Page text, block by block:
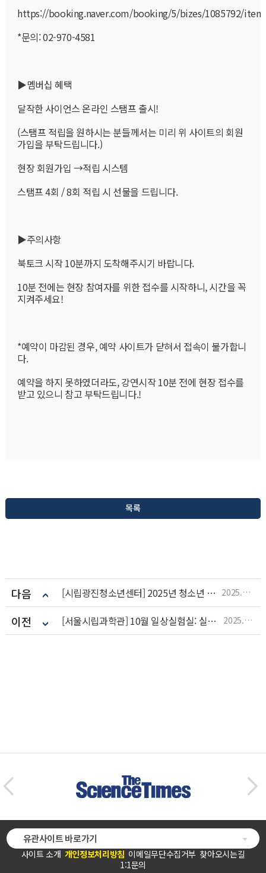
https://booking.naver.com/booking/5/bizes/1085792/
*문의: 02-970-4581
▶멤버십 혜택
달작한 사이언스 온라인 스탬프 출시!
(스탬프 적립을 원하시는 분들께서는 미리 위 사이트의 회원
가입을 부탁드립니다.)
현장 회원가입 →적립 시스템
스탬프 4회 / 8회 적립 시 선물을 드립니다.
▶주의사항
북토크 시작 10분까지 도착해주시기 바랍니다.
10분 전에는 현장 참여자를 위한 접수를 시작하니, 시간을 꼭
지켜주세요!
*예약이 마감된 경우, 예약 사이트가 닫혀서 접속이 불가합니
다.
예약을 하지 못하였더라도, 강연시작 10분 전에 현장 접수를
받고 있으니 참고 부탁드립니다.!
목록
다음 [시립광진청소년센터] 2025년 청소년 천체사진대회 2025.10.17
이전 [서울시립과학관] 10월 일상실험실: 실험 체험 프로그램 2025.10.13
사이트 소개 개인정보처리방침 이메일무단수집거부 찾아오시는길
1:1문의
유관사이트 바로가기